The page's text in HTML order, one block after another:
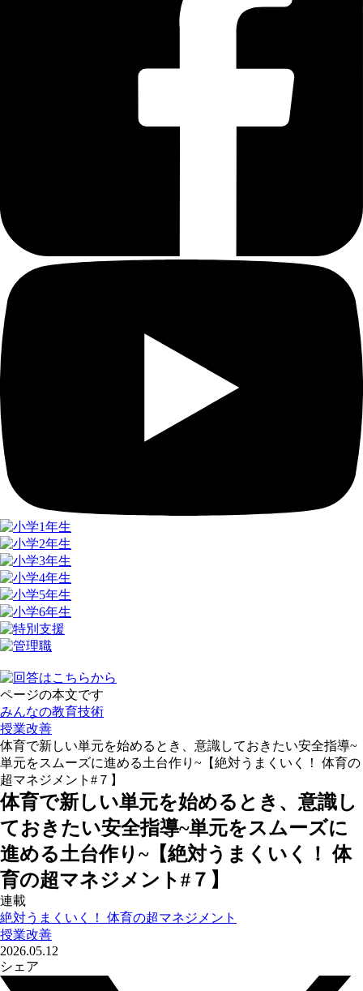
ページの本文です
みんなの教育技術
授業改善
体育で新しい単元を始めるとき、意識しておきたい安全指導~
単元をスムーズに進める土台作り~【絶対うまくいく！ 体育の
超マネジメント#７】
体育で新しい単元を始めるとき、意識し
ておきたい安全指導~単元をスムーズに
進める土台作り~【絶対うまくいく！ 体
育の超マネジメント#７】
連載
絶対うまくいく！ 体育の超マネジメント
授業改善
2026.05.12
シェア